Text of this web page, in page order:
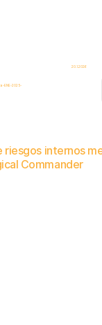
20.1.2026
ENE-2025-
internos
Commander